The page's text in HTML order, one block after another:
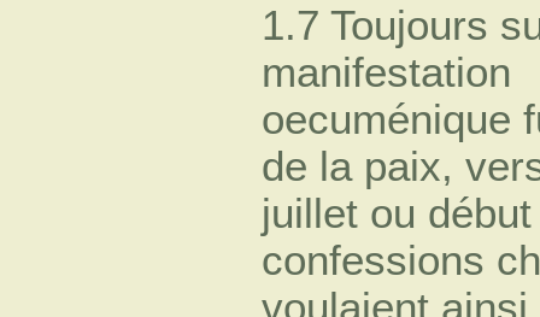
1.7 Toujours
manifestation
oecuménique
de la paix,
juillet ou
confessions
voulaient